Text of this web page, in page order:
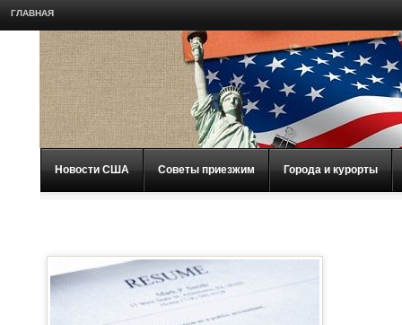
ГЛАВНАЯ
Новости США Советы приезжим Города и курорты